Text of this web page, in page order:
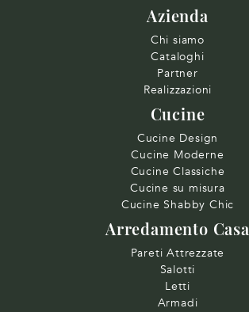
Azienda
Chi siamo
Cataloghi
Partner
Realizzazioni
Cucine
Cucine Design
Cucine Moderne
Cucine Classiche
Cucine su misura
Cucine Shabby Chic
Arredamento Casa
Pareti Attrezzate
Salotti
Letti
Armadi